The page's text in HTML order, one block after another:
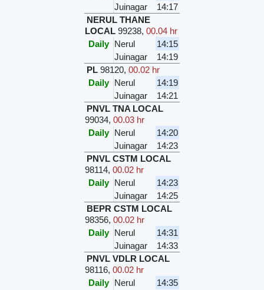
Juinagar
14:17
NERUL THANE
LOCAL 99238,00.04 hr
Daily Nerul
14:15
Juinagar
14:19
PL 98120,00.02 hr
Daily Nerul
14:19
Juinagar
14:21
PNVL TNA LOCAL
99034,00.03 hr
Daily Nerul
14:20
Juinagar
14:23
PNVL CSTM LOCAL
98114,00.02 hr
Daily Nerul
14:23
Juinagar
14:25
BEPR CSTM LOCAL
98356,00.02 hr
Daily Nerul
14:31
Juinagar
14:33
PNVL VDLR LOCAL
98116,00.02 hr
Daily Nerul
14:35